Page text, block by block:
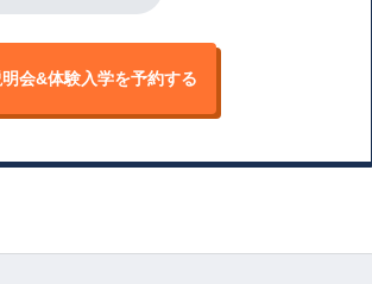
会&体験入学を予約する